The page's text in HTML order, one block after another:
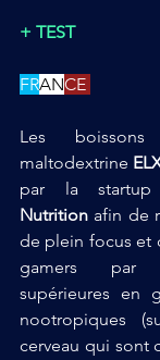
+ TEST
FRANCE
Les
maltodextrine
par la
Nutrition afin de
de plein focus et
gamers par
supérieures en
nootropiques
cerveau qui sont